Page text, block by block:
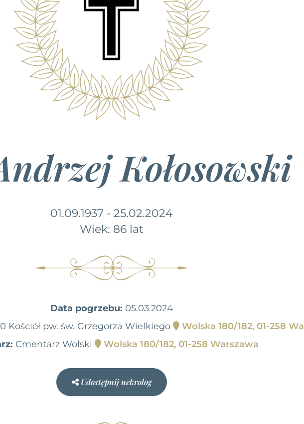
Kołosowski
01.09.1937 - 25.02.2024
Wiek: 86 lat
Data pogrzebu: 05.03.2024
Kościół pw. św. Grzegorza Wielkiego
Wolska 180/182, 01-258
Cmentarz Wolski Wolska 180/182, 01-258 Warszawa
Udostępnij nekrolog